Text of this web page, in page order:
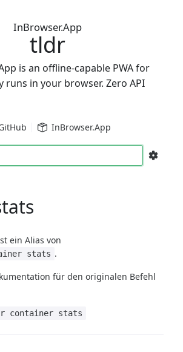
InBrowser.App
tldr
is an offline-capable PWA for
runs in your browser. Zero API
InBrowser.App
ein Alias von
stats .
container stats